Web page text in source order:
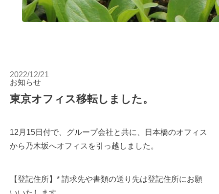
2022/12/21
お知らせ
東京オフィス移転しました。
12月15日付で、グループ会社と共に、日本橋のオフィス
から乃木坂へオフィスを引っ越しました。
【登記住所】* 請求先や書類の送り先は登記住所にお願